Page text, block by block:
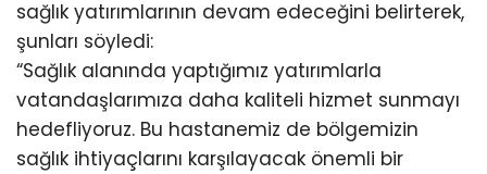
sağlık yatırımlarının devam edeceğini belirterek,
şunları söyledi:
“Sağlık alanında yaptığımız yatırımlarla
vatandaşlarımıza daha kaliteli hizmet sunmayı
hedefliyoruz. Bu hastanemiz de bölgemizin
sağlık ihtiyaçlarını karşılayacak önemli bir